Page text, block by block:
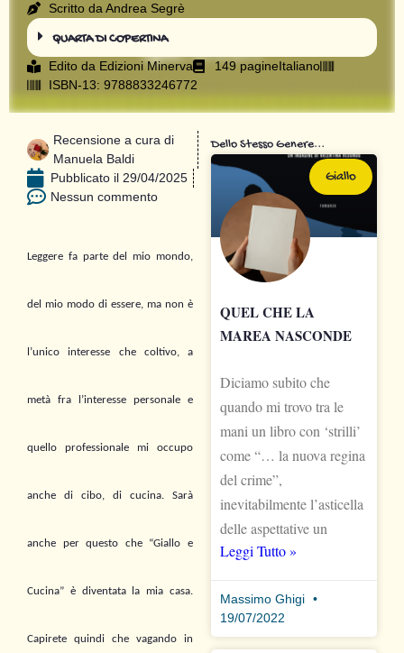
Scritto da Andrea Segrè
QUARTA DI COPERTINA
Edito da Edizioni Minerva 149 pagineItaliano
ISBN-13: 9788833246772
Recensione a cura di
Manuela Baldi
Pubblicato il 29/04/2025
Nessun commento
Leggere fa parte del mio mondo,
del mio modo di essere, ma non è
l’unico interesse che coltivo, a
metà fra l’interesse personale e
quello professionale mi occupo
anche di cibo, di cucina. Sarà
anche per questo che “Giallo e
Cucina” è diventata la mia casa.
Capirete quindi che vagando in
Dello Stesso Genere...
Giallo
QUEL CHE LA
MAREA NASCONDE
Diciamo subito che
quando mi trovo tra le
mani un libro con ‘strilli’
come “… la nuova regina
del crime”,
inevitabilmente l’asticella
delle aspettative un
Leggi Tutto »
Massimo Ghigi
19/07/2022